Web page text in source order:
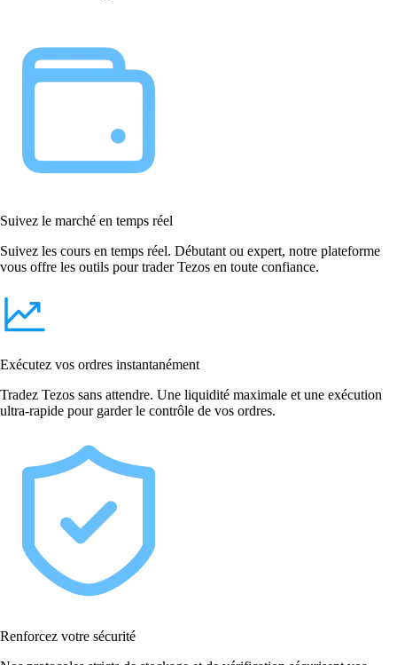
Suivez le marché en temps réel
Suivez les cours en temps réel. Débutant ou expert, notre plateforme
vous offre les outils pour trader Tezos en toute confiance.
Exécutez vos ordres instantanément
Tradez Tezos sans attendre. Une liquidité maximale et une exécution
ultra-rapide pour garder le contrôle de vos ordres.
Renforcez votre sécurité